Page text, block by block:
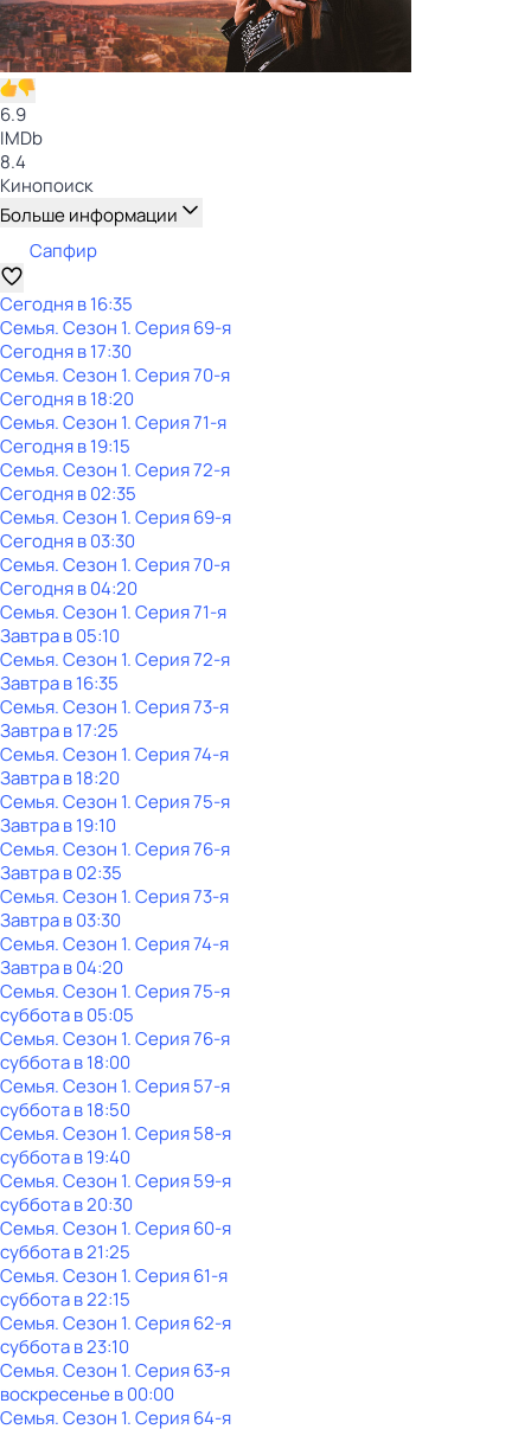
6.9
IMDb
8.4
Кинопоиск
Больше информации
Сапфир
Сегодня в 16:35
Семья. Сезон 1. Серия 69-я
Сегодня в 17:30
Семья. Сезон 1. Серия 70-я
Сегодня в 18:20
Семья. Сезон 1. Серия 71-я
Сегодня в 19:15
Семья. Сезон 1. Серия 72-я
Сегодня в 02:35
Семья. Сезон 1. Серия 69-я
Сегодня в 03:30
Семья. Сезон 1. Серия 70-я
Сегодня в 04:20
Семья. Сезон 1. Серия 71-я
Завтра в 05:10
Семья. Сезон 1. Серия 72-я
Завтра в 16:35
Семья. Сезон 1. Серия 73-я
Завтра в 17:25
Семья. Сезон 1. Серия 74-я
Завтра в 18:20
Семья. Сезон 1. Серия 75-я
Завтра в 19:10
Семья. Сезон 1. Серия 76-я
Завтра в 02:35
Семья. Сезон 1. Серия 73-я
Завтра в 03:30
Семья. Сезон 1. Серия 74-я
Завтра в 04:20
Семья. Сезон 1. Серия 75-я
субботав05:05
Семья. Сезон 1. Серия 76-я
субботав18:00
Семья. Сезон 1. Серия 57-я
субботав18:50
Семья. Сезон 1. Серия 58-я
субботав19:40
Семья. Сезон 1. Серия 59-я
субботав20:30
Семья. Сезон 1. Серия 60-я
субботав21:25
Семья. Сезон 1. Серия 61-я
субботав22:15
Семья. Сезон 1. Серия 62-я
субботав23:10
Семья. Сезон 1. Серия 63-я
воскресенье в00:00
Семья. Сезон 1. Серия 64-я